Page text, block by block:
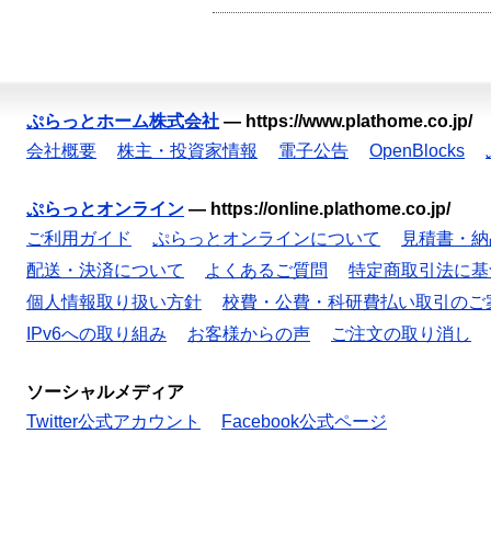
ぷらっとホーム株式会社 — https://www.plathome.co.jp/
会社概要
株主・投資家情報 電子公告 OpenBlocks
ぷらっとオンライン — https://online.plathome.co.jp/
ご利用ガイド
ぷらっとオンラインについて
見積書・
配送・決済について
よくあるご質問
特定商取引法に
個人情報取り扱い方針
校費・公費・科研費払い取引のご
IPv6への取り組み
お客様からの声 ご注文の取り消し
ソーシャルメディア
Twitter公式アカウント
Facebook公式ページ